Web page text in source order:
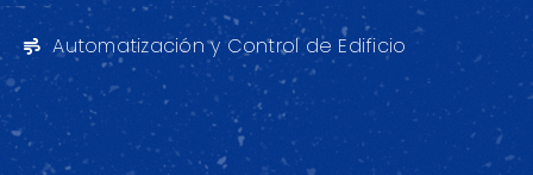
Automatización y Control de Edificio